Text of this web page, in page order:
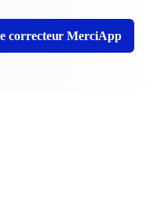
correcteur MerciApp